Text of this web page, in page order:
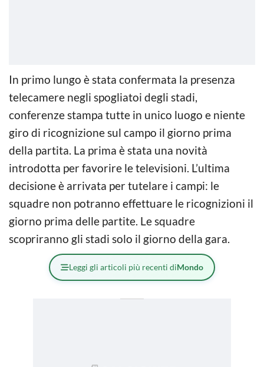
In primo lungo è stata confermata la presenza
telecamere negli spogliatoi degli stadi,
conferenze stampa tutte in unico luogo e niente
giro di ricognizione sul campo il giorno prima
della partita. La prima è stata una novità
introdotta per favorire le televisioni. L’ultima
decisione è arrivata per tutelare i campi: le
squadre non potranno effettuare le ricognizioni il
giorno prima delle partite. Le squadre
scopriranno gli stadi solo il giorno della gara.
Leggi gli articoli più recenti diMondo